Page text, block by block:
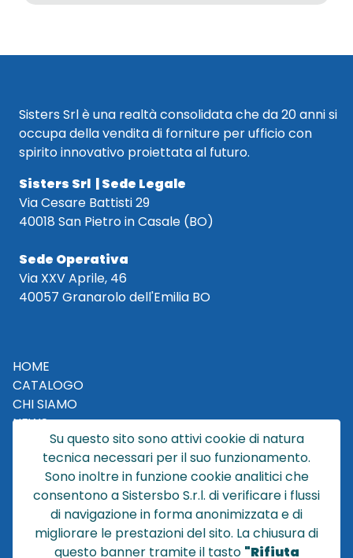
Sisters Srl è una realtà consolidata che da 20 anni si
occupa della vendita di forniture per ufficio con
spirito innovativo proiettata al futuro.
Sisters Srl | Sede Legale
Via Cesare Battisti 29
40018 San Pietro in Casale (BO)
Sede Operativa
Via XXV Aprile, 46
40057 Granarolo dell'Emilia BO
HOME
CATALOGO
CHI SIAMO
NEWS
CONTATTACI
CONDIZIONI DI VENDITA
POLICY PRIVACY
NOTE LEGALI
Cookie
Su questo sito sono attivi cookie di natura
tecnica necessari per il suo funzionamento.
Sono inoltre in funzione cookie analitici che
consentono a Sistersbo S.r.l. di verificare i flussi
di navigazione in forma anonimizzata e di
migliorare le prestazioni del sito. La chiusura di
questo banner tramite il tasto "Rifiuta